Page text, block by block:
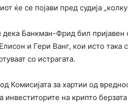
ќе се појави пред судија
дека Банкман-Фрид бил пријавен
и Гери Ванг, кои исто така
со истрагата.
Комисијата за хартии од
инвеститорите на крипто